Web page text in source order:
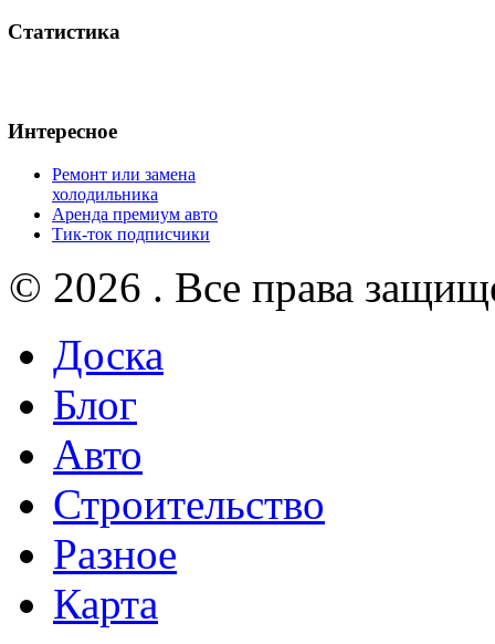
Статистика
Интересное
Ремонт или замена
холодильника
Аренда премиум авто
Тик-ток подписчики
© 2026 . Все права
Доска
Блог
Авто
Строительство
Разное
Карта